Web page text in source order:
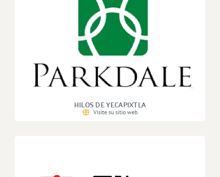
HILOS DE YECAPIXTLA
Visite su sitio web